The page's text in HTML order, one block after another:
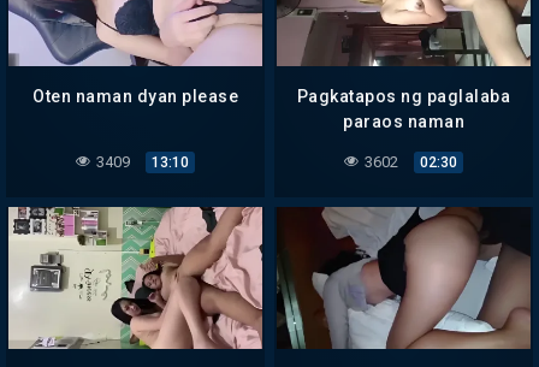
Oten naman dyan please
3409 13:10
Pagkatapos ng paglalaba
paraos naman
3602 02:30